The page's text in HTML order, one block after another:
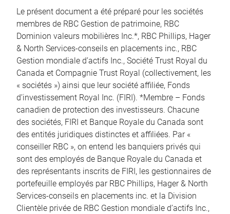
Le présent document a été préparé pour les sociétés
membres de RBC Gestion de patrimoine, RBC
Dominion valeurs mobilières Inc.*, RBC Phillips, Hager
& North Services-conseils en placements inc., RBC
Gestion mondiale d’actifs Inc., Société Trust Royal du
Canada et Compagnie Trust Royal (collectivement, les
« sociétés ») ainsi que leur société affiliée, Fonds
d’investissement Royal Inc. (FIRI). *Membre – Fonds
canadien de protection des investisseurs. Chacune
des sociétés, FIRI et Banque Royale du Canada sont
des entités juridiques distinctes et affiliées. Par «
conseiller RBC », on entend les banquiers privés qui
sont des employés de Banque Royale du Canada et
des représentants inscrits de FIRI, les gestionnaires de
portefeuille employés par RBC Phillips, Hager & North
Services-conseils en placements inc. et la Division
Clientèle privée de RBC Gestion mondiale d’actifs Inc.,